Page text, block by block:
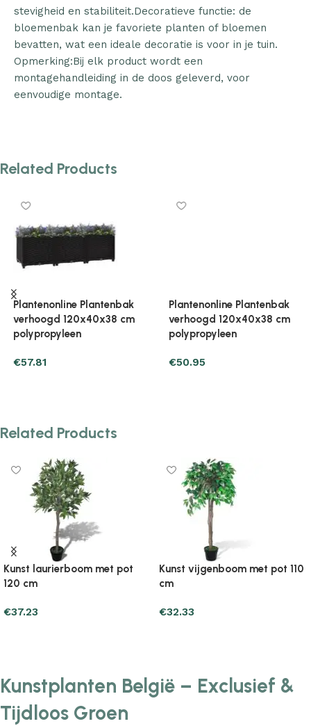
stevigheid en stabiliteit.Decoratieve functie: de
bloemenbak kan je favoriete planten of bloemen
bevatten, wat een ideale decoratie is voor in je tuin.
Opmerking:Bij elk product wordt een
montagehandleiding in de doos geleverd, voor
eenvoudige montage.
Related Products
Plantenonline Plantenbak
verhoogd 120x40x38 cm
polypropyleen
50.95
Plantenonline Plantenbak
verhoogd 120x40x71 cm
polypropyleen
71.53
Related Products
110
Kunst vijgenboom met pot 60
cm
€
Kunst vijgenboom met
€
Kunstplanten België – Exclusief &
Tijdloos Groen